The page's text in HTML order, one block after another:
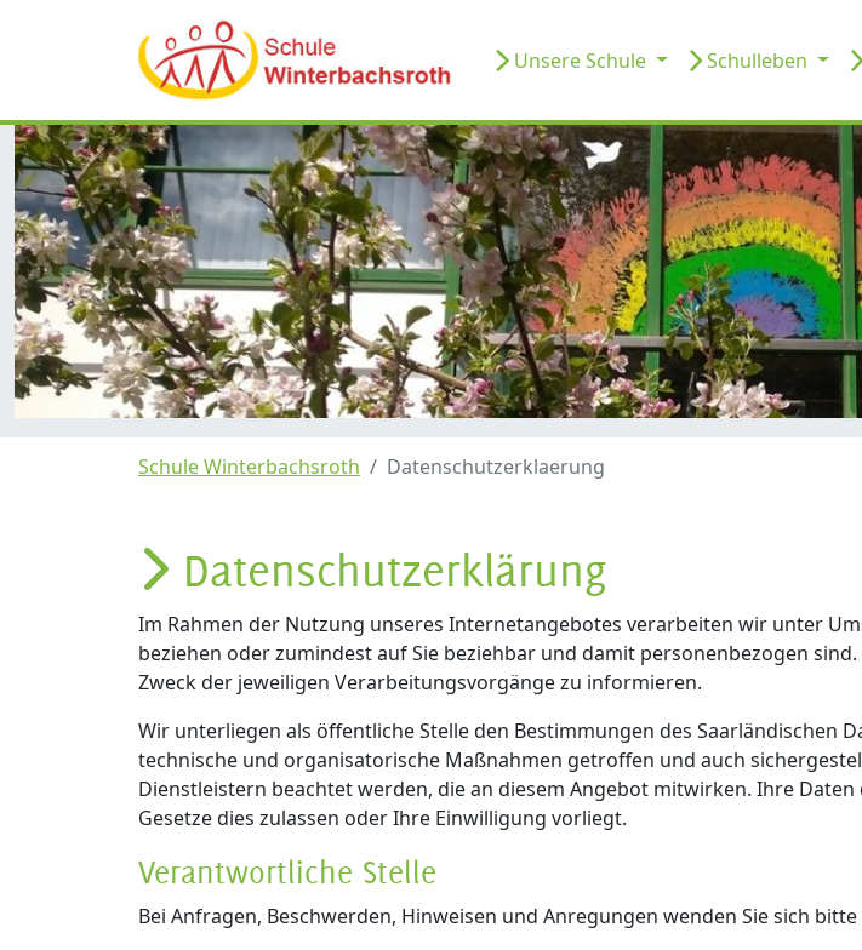
Unsere Schule Schulleben
Schule Winterbachsroth Datenschutzerklaerung
Datenschutzerklärung
Im Rahmen der Nutzung unseres Internetangebotes verarbeiten wir unter
beziehen oder zumindest auf Sie beziehbar und damit personenbezogen
Zweck der jeweiligen Verarbeitungsvorgänge zu informieren.
Wir unterliegen als öffentliche Stelle den Bestimmungen des Saarländischen
technische und organisatorische Maßnahmen getroffen und auch
Dienstleistern beachtet werden, die an diesem Angebot mitwirken. Ihre
Gesetze dies zulassen oder Ihre Einwilligung vorliegt.
Verantwortliche Stelle
Bei Anfragen, Beschwerden, Hinweisen und Anregungen wenden Sie sich